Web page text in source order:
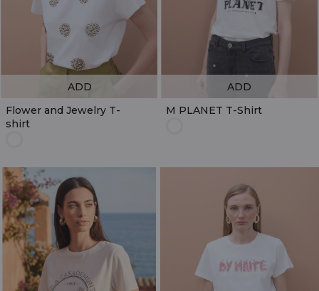
Flower and Jewelry T-
shirt
ADD
M PLANET T-Shirt
ADD